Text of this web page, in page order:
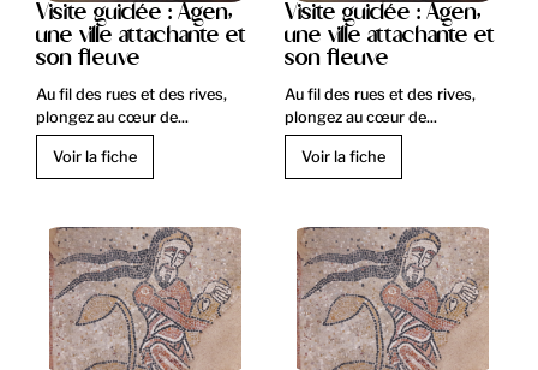
Visite guidée : Agen,
une ville attachante et
son fleuve
Au fil des rues et des rives,
plongez au cœur de...
Voir la fiche
Visite guidée : Agen,
une ville attachante et
son fleuve
Au fil des rues et des rives,
plongez au cœur de...
Voir la fiche